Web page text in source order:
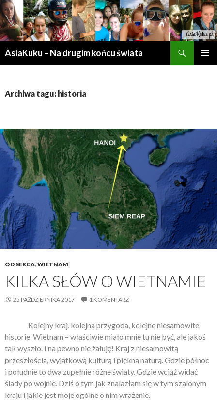
AsiaKuku – Na drugim końcu świata
Archiwa tagu: historia
OD SERCA, WIETNAM
KILKA SŁÓW O WIETNAMIE
25 PAŹDZIERNIKA 2017 1 KOMENTARZ
Kolejny kraj, kolejna przygoda, kolejne niesamowite
historie. Wietnam – właściwie miało mnie tu nie być, ale jakoś
tak wyszło. I na pewno nie żałuję! Kraj z niesamowitą
przeszłością, wyjątkową kulturą i piękną naturą. Gdzie północ
i południe to dwa zupełnie różne światy. Gdzie wciąż widać
ślady po wojnie. Dziś o tym jak znalazłam się w tym szalonym
kraju i jakie jest moje ogólne o nim wrażenie.